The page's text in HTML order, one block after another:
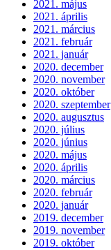
2021. május
2021. április
2021. március
2021. február
2021. január
2020. december
2020. november
2020. október
2020. szeptember
2020. augusztus
2020. július
2020. június
2020. május
2020. április
2020. március
2020. február
2020. január
2019. december
2019. november
2019. október